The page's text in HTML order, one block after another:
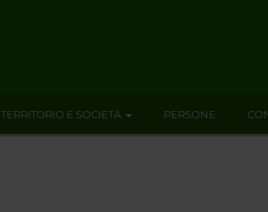
TERRITORIO E SOCIETÀ PERSONE